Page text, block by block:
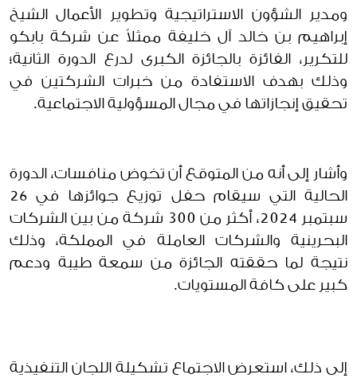
ومدير الشؤون الاستراتيجية وتطوير الأعمال الشيخ
إبراهيم بن خالد آل خليفة ممثلاً عن شركة بابكو
للتكرير، الفائزة بالجائزة الكبرى لدرع الدورة الثانية؛
وذلك بهدف الاستفادة من خبرات الشركتين في
تحقيق إنجازاتها في مجال المسؤولية الاجتماعية.
وأشار إلى أنه من المتوقع أن تخوض منافسات، الدورة
الحالية التي سيقام حفل توزيع جوائزها في 26
سبتمبر 2024، أكثر من 300 شركة من بين الشركات
البحرينية والشركات العاملة في المملكة، وذلك
نتيجة لما حققته الجائزة من سمعة طيبة ودعم
كبير على كافة المستويات.
إلى ذلك، استعرض الاجتماع تشكيلة اللجان التنفيذية